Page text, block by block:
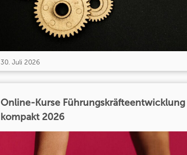
30. Juli 2026
Online-Kurse Führungskräfteentwicklung
kompakt 2026